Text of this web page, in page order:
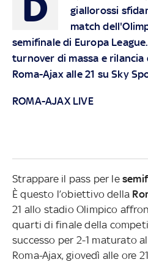
giallorossi
match
semifinale di Europa
turnover di massa e rilancia
Roma-Ajax alle 21 su Sky
ROMA-AJAX LIVE
Strappare il pass per le
È questo l’obiettivo della
21 allo stadio Olimpico
quarti di finale della
successo per 2-1 maturato
Roma-Ajax, giovedì alle ore